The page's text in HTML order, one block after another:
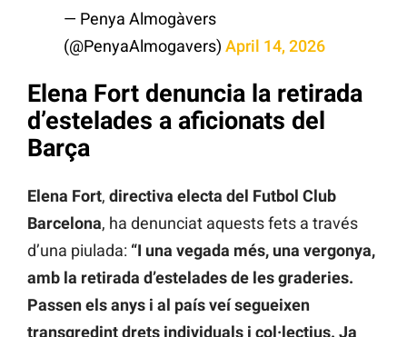
— Penya Almogàvers
(@PenyaAlmogavers) April 14, 2026
Elena Fort denuncia la retirada
d’estelades a aficionats del
Barça
Elena Fort, directiva electa del Futbol Club
Barcelona, ha denunciat aquests fets a través
d’una piulada: “I una vegada més, una vergonya,
amb la retirada d’estelades de les graderies.
Passen els anys i al país veí segueixen
transgredint drets individuals i col·lectius. Ja